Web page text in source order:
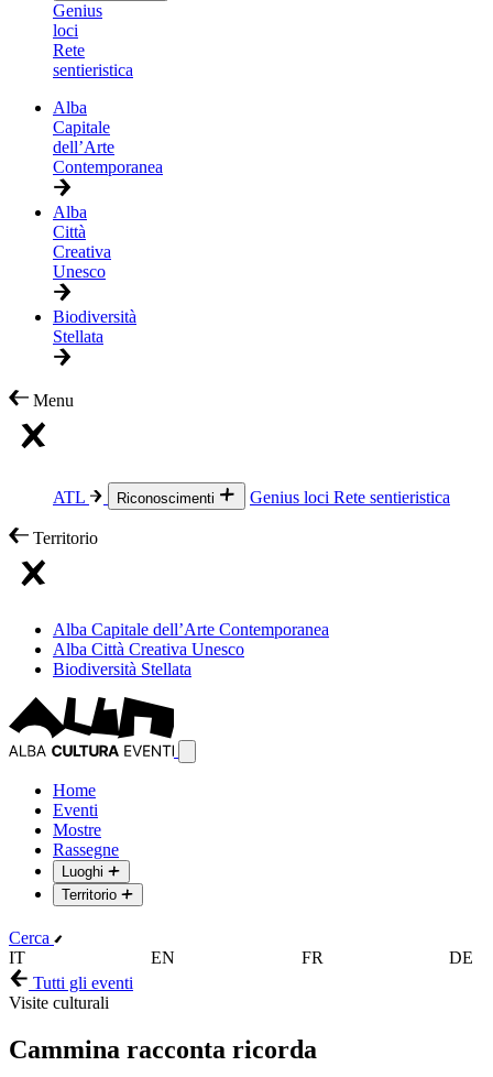
Genius
loci
Rete
sentieristica
Alba
Capitale
dell’Arte
Contemporanea
Alba
Città
Creativa
Unesco
Biodiversità
Stellata
Menu
ATL Riconoscimenti Genius loci Rete sentieristica
Territorio
Alba Capitale dell’Arte Contemporanea
Alba Città Creativa Unesco
Biodiversità Stellata
Home
Eventi
Mostre
Rassegne
Luoghi
Territorio
Cerca
IT
EN FR
DE
Tutti gli eventi
Visite culturali
Cammina racconta ricorda